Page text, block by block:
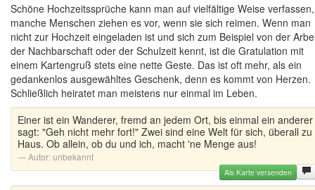
Schöne Hochzeitssprüche kann man auf vielfältige Weise verfassen,
manche Menschen ziehen es vor, wenn sie sich reimen. Wenn man
nicht zur Hochzeit eingeladen ist und sich zum Beispiel von der
der Nachbarschaft oder der Schulzeit kennt, ist die Gratulation mit
einem Kartengruß stets eine nette Geste. Das ist oft mehr, als ein
gedankenlos ausgewähltes Geschenk, denn es kommt von Herzen.
Schließlich heiratet man meistens nur einmal im Leben.
Einer ist ein Wanderer, fremd an jedem Ort, bis einmal ein anderer
sagt: "Geh nicht mehr fort!" Zwei sind eine Welt für sich, überall zu
Haus. Ob allein, ob du und ich, macht 'ne Menge aus!
Autor:unbekannt
Als Karte versenden